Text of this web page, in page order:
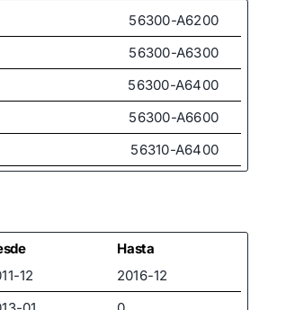
56300-A6200
56300-A6300
56300-A6400
56300-A6600
56310-A6400
Hasta
12
2016-12